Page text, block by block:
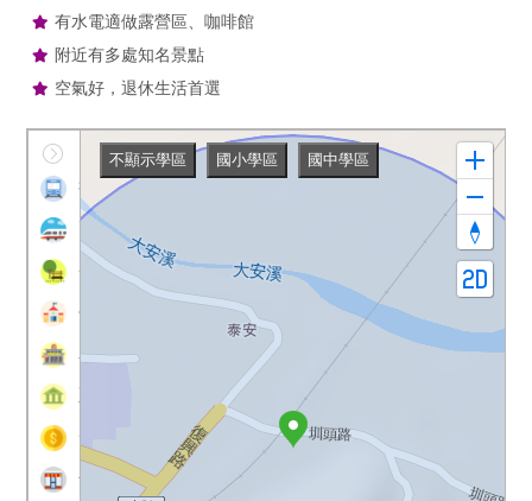
有水電適做露營區、咖啡館
附近有多處知名景點
空氣好，退休生活首選